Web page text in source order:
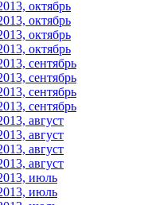
октябрь
октябрь
октябрь
октябрь
сентябрь
сентябрь
сентябрь
сентябрь
август
август
август
август
июль
июль